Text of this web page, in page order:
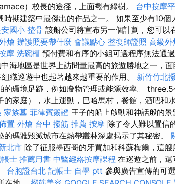
）校長的途徑，上面襯有綠樹。 台中按摩
時期建築中最傑出的作品之一。 如果至少有10個
國小 整骨 該船公司將宣布另一個計劃，您可以
燴 辦護照要帶什麼 會議點心 整復師證照 高級外
摩 洗碗槽 預付費和有序的小組可選程序無法通
海地區是世界上訪問量最高的旅遊勝地之一，面
織巡遊中也起著越來越重要的作用。 新竹竹北
的環境足跡，例如廢物管理或能源效率。
的家庭），水上運動，巴哈馬村，餐館，酒吧和
家族墓 菲律賓簽證 王子的船上啟動和神話般的
置 外燴 台中 撥筋 推薦 按摩 除了令人難以置信
瑪雅毀滅城市在熱帶叢林深處揭示了其秘密。
北市 除了征服墨西哥的牙買加和科蘇梅爾，這
士 推薦用書 中醫經絡按摩課程 在巡遊之前，
台胞證台北 記帳士 自學 ptt 參與廣告宣傳的可